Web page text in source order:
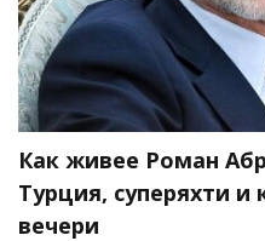
Как живее Роман
Турция, суперяхти
вечери